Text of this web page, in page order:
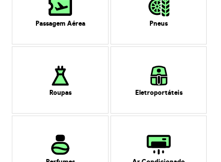
Passagem Aérea Pneus
Roupas Eletroportáteis